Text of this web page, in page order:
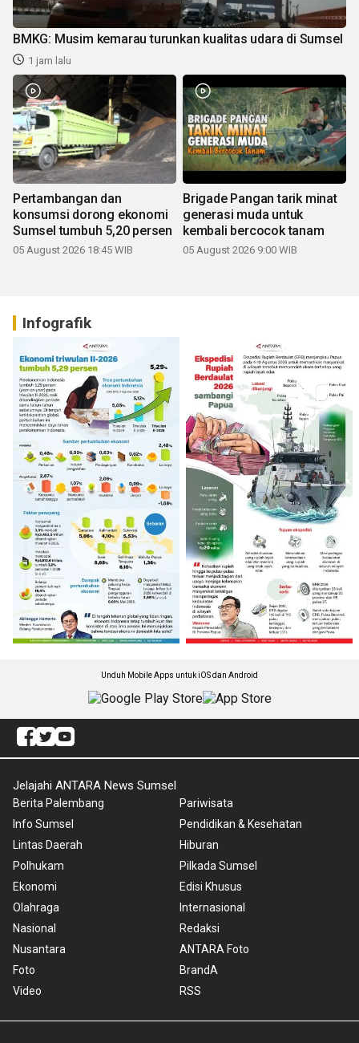
BMKG: Musim kemarau turunkan kualitas udara di Sumsel
1 jam lalu
Pertambangan dan
konsumsi dorong ekonomi
Sumsel tumbuh 5,20 persen
05 August 2026 18:45 WIB
Brigade Pangan tarik minat
generasi muda untuk
kembali bercocok tanam
05 August 2026 9:00 WIB
Infografik
Unduh Mobile Apps untuk iOS dan Android
Jelajahi ANTARA News Sumsel
Berita Palembang
Info Sumsel
Lintas Daerah
Polhukam
Ekonomi
Olahraga
Nasional
Nusantara
Foto
Video
Pariwisata
Pendidikan & Kesehatan
Hiburan
Pilkada Sumsel
Edisi Khusus
Internasional
Redaksi
ANTARA Foto
BrandA
RSS